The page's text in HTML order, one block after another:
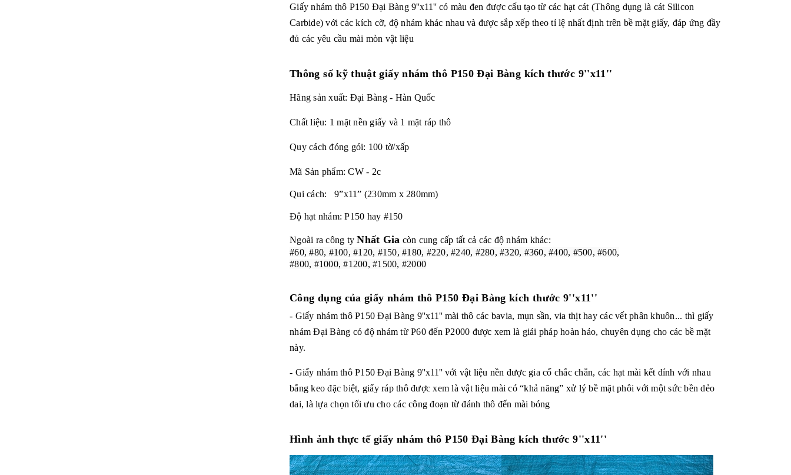
Giấy nhám thô P150 Đại Bàng 9''x11'' có màu đen được cấu tạo từ các hạt cát (Thông dụng là cát Silicon
Carbide) với các kích cỡ, độ nhám khác nhau và được sắp xếp theo tỉ lệ nhất định trên bề mặt giấy, đáp ứng đầy
đủ các yêu cầu mài mòn vật liệu
Thông số kỹ thuậtgiấy nhám thô P150 Đại Bàng kích thước 9''x11''
Hãng sản xuất: Đại Bàng - Hàn Quốc
Chất liệu: 1 mặt nền giấy và 1 mặt ráp thô
Quy cách đóng gói: 100 tờ/xấp
Mã Sản phẩm: CW - 2c
Qui cách: 9”x11” (230mm x 280mm)
Độ hạt nhám: P150 hay #150
Ngoài ra công tyNhất Gia còn cung cấp tất cả các độ nhám khác:
#60, #80, #100, #120, #150, #180, #220, #240, #280, #320, #360, #400, #500, #600,
#800, #1000, #1200, #1500, #2000
Công dụng củagiấy nhám thô P150 Đại Bàng kích thước 9''x11''
- Giấy nhám thô P150 Đại Bàng 9''x11''mài thô các bavia, mụn sần, via thịt hay các vết phân khuôn... thì giấy
nhám Đại Bàng có độ nhám từ P60 đến P2000 được xem là giải pháp hoàn hảo, chuyên dụng cho các bề mặt
này.
- Giấy nhám thô P150 Đại Bàng 9''x11'' với vật liệu nền được gia cố chắc chắn, các hạt mài kết dính với nhau
bằng keo đặc biệt, giấy ráp thô được xem là vật liệu mài có “khả năng” xử lý bề mặt phôi với một sức bền dẻo
dai, là lựa chọn tối ưu cho các công đoạn từ đánh thô đến mài bóng
Hình ảnh thực tế giấy nhám thô P150 Đại Bàng kích thước 9''x11''